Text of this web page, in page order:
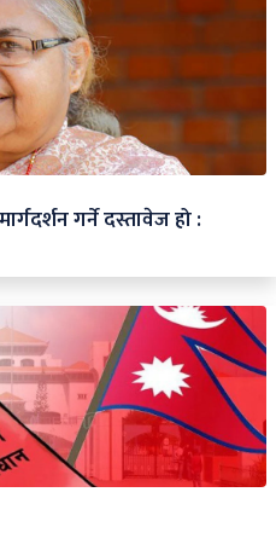
गर्ने दस्तावेज हो :